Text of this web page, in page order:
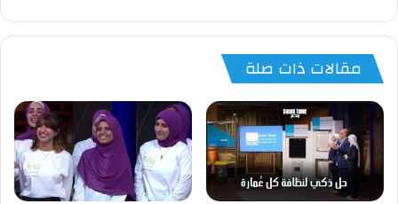
مقالات ذات صلة